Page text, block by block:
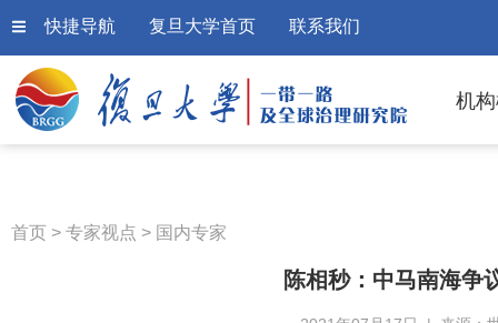
快捷导航 复旦大学首页 联系我们
机
首页 > 专家视点 > 国内专家
陈相秒：中马南海争